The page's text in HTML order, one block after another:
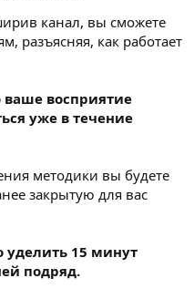
канал, вы сможете
разъясняя, как работает
ваше восприятие
уже в течение
методики вы будете
закрытую для вас
уделить 15 минут
подряд.